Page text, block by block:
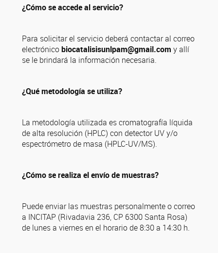
¿Cómo se accede al servicio?
Para solicitar el servicio deberá contactar al correo
electrónicobiocatalisisunlpam@gmail.com y allí
se le brindará la información necesaria.
¿Qué metodología se utiliza?
La metodología utilizada es cromatografía líquida
de alta resolución (HPLC) con detector UV y/o
espectrómetro de masa (HPLC-UV/MS).
¿Cómo se realiza el envío de muestras?
Puede enviar las muestras personalmente o correo
a INCITAP (Rivadavia 236, CP 6300 Santa Rosa)
de lunes a viernes en el horario de 8:30 a 14:30 h.